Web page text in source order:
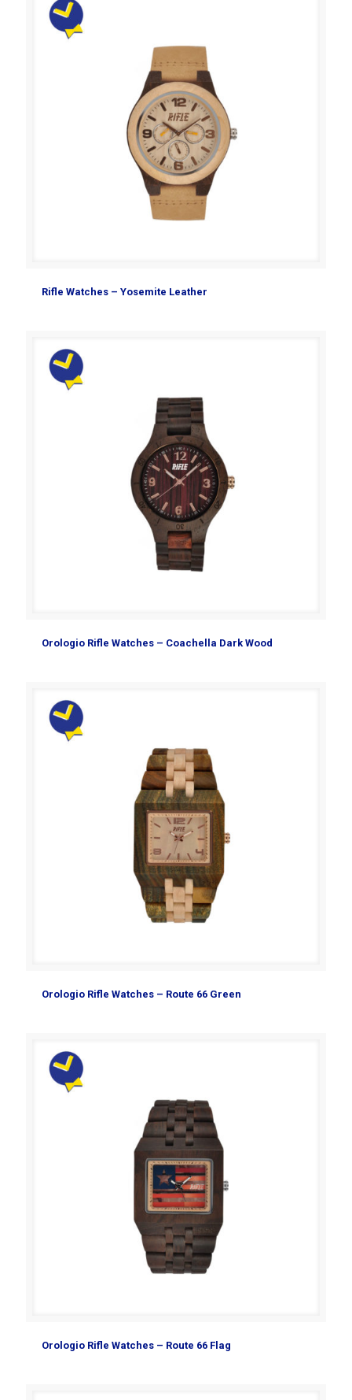
Rifle Watches – Yosemite Leather
Orologio Rifle Watches – Coachella Dark Wood
Orologio Rifle Watches – Route 66 Green
Orologio Rifle Watches – Route 66 Flag